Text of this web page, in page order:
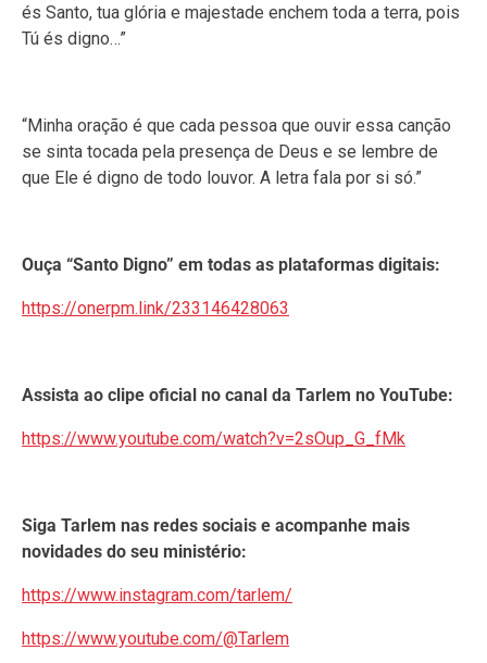
és Santo, tua glória e majestade enchem toda a terra, pois
Tú és digno…”
“Minha oração é que cada pessoa que ouvir essa canção
se sinta tocada pela presença de Deus e se lembre de
que Ele é digno de todo louvor. A letra fala por si só.”
Ouça “Santo Digno” em todas as plataformas digitais:
https://onerpm.link/233146428063
Assista ao clipe oficial no canal da Tarlem no YouTube:
https://www.youtube.com/watch?v=2sOup_G_fMk
Siga Tarlem nas redes sociais e acompanhe mais
novidades do seu ministério:
https://www.instagram.com/tarlem/
https://www.youtube.com/@Tarlem